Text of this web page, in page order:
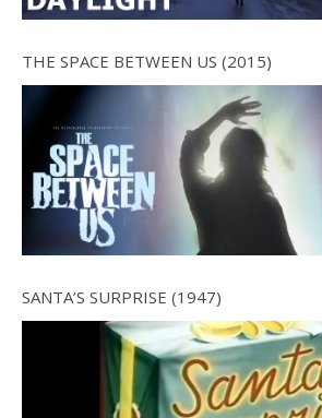
THE SPACE BETWEEN US (2015)
SANTA’S SURPRISE (1947)